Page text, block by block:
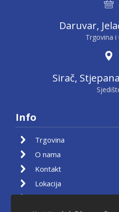
Daruvar,
Trgovina i
Sirač,
Info
Trgovina
O nama
Kontakt
Lokacija